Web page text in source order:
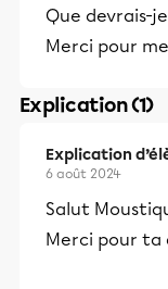
Que devrais-
Merci pour
Explication (1)
Explication
6 août 2024
Salut
Merci pour ta